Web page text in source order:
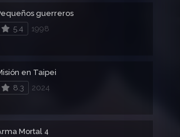
guerreros
5.4
1998
en Taipei
8.3
2024
Mortal 4